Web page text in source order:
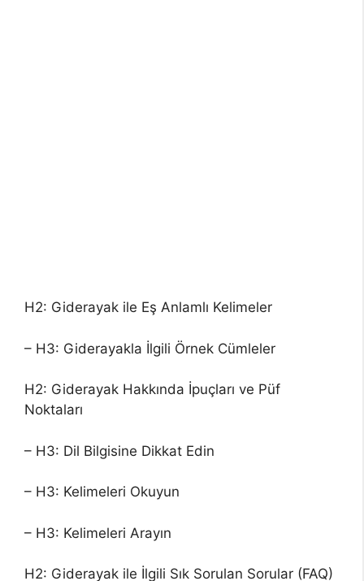
H2: Giderayak ile Eş Anlamlı Kelimeler
– H3: Giderayakla İlgili Örnek Cümleler
H2: Giderayak Hakkında İpuçları ve Püf
Noktaları
– H3: Dil Bilgisine Dikkat Edin
– H3: Kelimeleri Okuyun
– H3: Kelimeleri Arayın
H2: Giderayak ile İlgili Sık Sorulan Sorular (FAQ)